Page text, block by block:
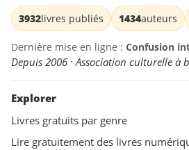
3932livres publiés 1434auteurs
Dernière mise en ligne : Confusion
Depuis 2006 · Association culturelle
Explorer
Livres gratuits par genre
Lire gratuitement des livres